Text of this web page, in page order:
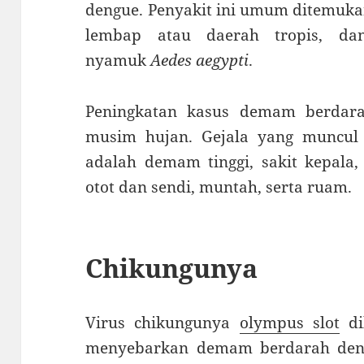
dengue. Penyakit ini umum
lembap atau daerah tropis,
nyamukAedes aegypti.
Peningkatan kasus demam
musim hujan. Gejala yang
adalah demam tinggi, sakit
otot dan sendi, muntah, serta ruam.
Chikungunya
Virus chikungunya olympus slot
menyebarkan demam berdarah